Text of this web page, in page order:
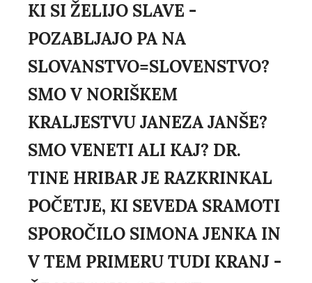
KI SI ŽELIJO SLAVE -
POZABLJAJO PA NA
SLOVANSTVO=SLOVENSTVO?
SMO V NORIŠKEM
KRALJESTVU JANEZA JANŠE?
SMO VENETI ALI KAJ? DR.
TINE HRIBAR JE RAZKRINKAL
POČETJE, KI SEVEDA SRAMOTI
SPOROČILO SIMONA JENKA IN
V TEM PRIMERU TUDI KRANJ -